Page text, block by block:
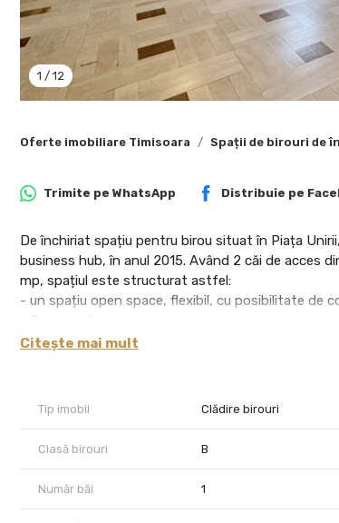
1 / 12
Oferte imobiliare Timisoara Spații de birouri de
Trimite pe WhatsApp Distribuie pe
De închiriat spațiu pentru birou situat în Piața
business hub, în anul 2015. Având 2 căi de acces
mp, spațiul este structurat astfel:
- un spațiu open space, flexibil, cu posibilitate de
Finisaje moderne, luminos, pregătit pentru activități
Citește mai mult
Tip imobil Clădire birouri
Clasă birouri B
Număr băi 1